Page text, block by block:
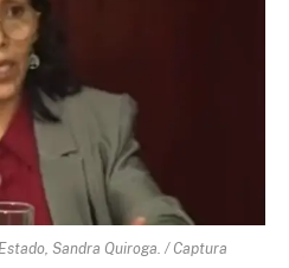
Sandra Quiroga. / Captura